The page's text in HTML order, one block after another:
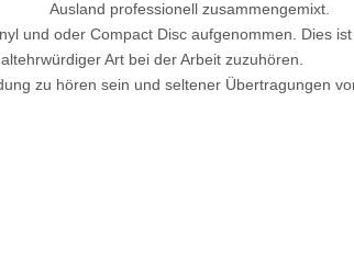
Ausland professionell zusammengemixt.
und oder Compact Disc aufgenommen. Dies ist
Art bei der Arbeit zuzuhören.
zu hören sein und seltener Übertragungen